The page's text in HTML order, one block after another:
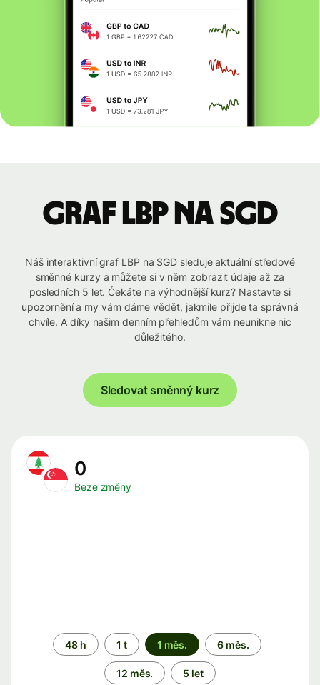
graf LBP na SGD
Náš interaktivní graf LBP na SGD sleduje aktuální středové
směnné kurzy a můžete si v něm zobrazit údaje až za
posledních 5 let. Čekáte na výhodnější kurz? Nastavte si
upozornění a my vám dáme vědět, jakmile přijde ta správná
chvíle. A díky našim denním přehledům vám neunikne nic
důležitého.
Sledovat směnný kurz
0
Beze změny
Časové
období
48 h 1 t 1 měs. 6 měs.
12 měs. 5 let